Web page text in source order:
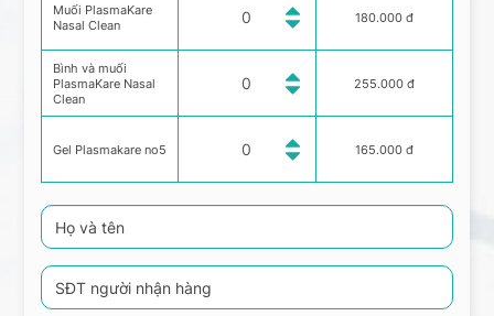
Muối PlasmaKare
Nasal Clean
Bình và muối
PlasmaKare Nasal
Clean
Gel Plasmakare no5
180.000 đ
255.000 đ
165.000 đ